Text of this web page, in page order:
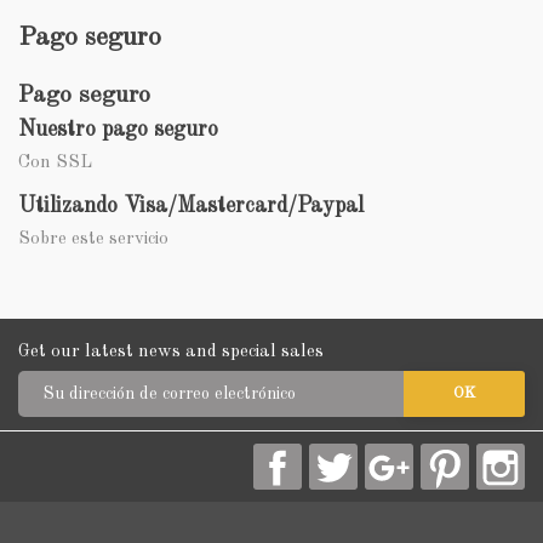
Pago seguro
Pago seguro
Nuestro pago seguro
Con SSL
Utilizando Visa/Mastercard/Paypal
Sobre este servicio
Get our latest news and special sales